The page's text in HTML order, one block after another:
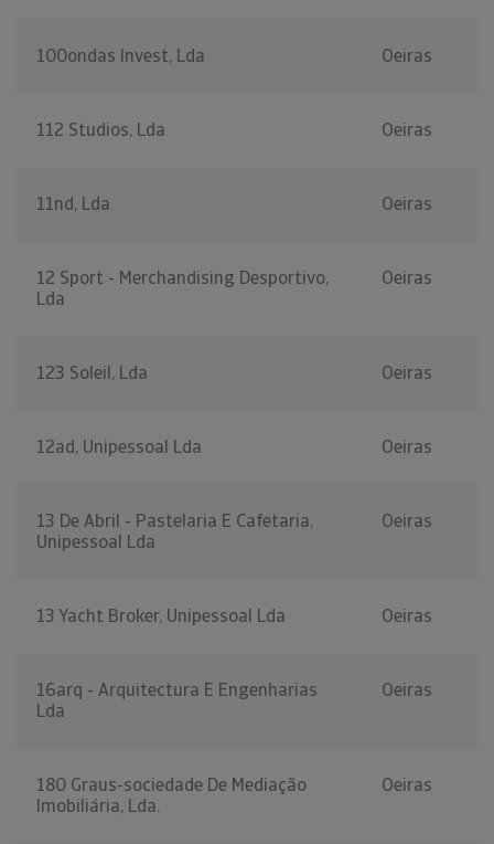
100ondas Invest, Lda Oeiras
112 Studios, Lda Oeiras
11nd, Lda Oeiras
12 Sport - Merchandising Desportivo,
Lda
Oeiras
123 Soleil, Lda Oeiras
12ad, Unipessoal Lda Oeiras
13 De Abril - Pastelaria E Cafetaria,
Unipessoal Lda
Oeiras
13 Yacht Broker, Unipessoal Lda Oeiras
16arq - Arquitectura E Engenharias
Lda
Oeiras
180 Graus-sociedade De Mediação
Imobiliária, Lda.
Oeiras